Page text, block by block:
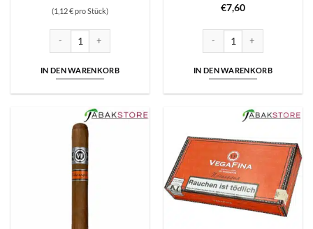
(1,12 € pro Stück)
IN DEN WARENKORB
Bewertet
5
€7,60
IN DEN WARENKORB